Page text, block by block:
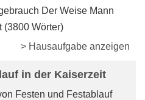
Der Weise Mann
(3800 Wörter)
> Hausaufgabe anzeigen
in der Kaiserzeit
Festen und Festablauf